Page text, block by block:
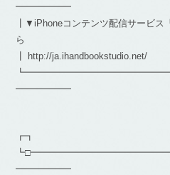
━━━━━━
┃▼iPhoneコンテンツ配信サービス
ら
┃ http://ja.ihandbookstudio.net/
━━━━━━
┏┓
━━━━━━